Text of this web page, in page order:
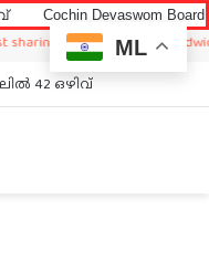
Devaswom Board LD Clerk
available job in worldwide
42 ഒഴിവ്
ML